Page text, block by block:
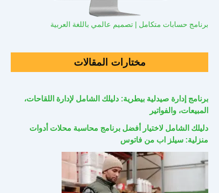
برنامج حسابات متكامل | تصميم عالمي باللغة العربية
مختارات المقالات
برنامج إدارة صيدلية بيطرية: دليلك الشامل لإدارة اللقاحات،
المبيعات، والفواتير
دليلك الشامل لاختيار أفضل برنامج محاسبة محلات أدوات
منزلية: سيلز اب من فاتوس